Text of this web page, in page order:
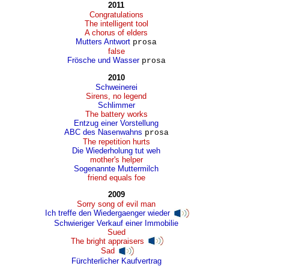
2011
Congratulations
The intelligent tool
A chorus of elders
Mutters Antwort prosa
false
Frösche und Wasser prosa
2010
Schweinerei
Sirens, no legend
Schlimmer
The battery works
Entzug einer Vorstellung
ABC des Nasenwahns prosa
The repetition hurts
Die Wiederholung tut weh
mother's helper
Sogenannte Muttermilch
friend equals foe
2009
Sorry song of evil man
Ich treffe den Wiedergaenger wieder
Schwieriger Verkauf einer Immobilie
Sued
The bright appraisers
Sad
Fürchterlicher Kaufvertrag